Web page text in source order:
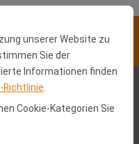
unserer Website zu
Sie der
Informationen finden
Richtlinie
Cookie-Kategorien Sie